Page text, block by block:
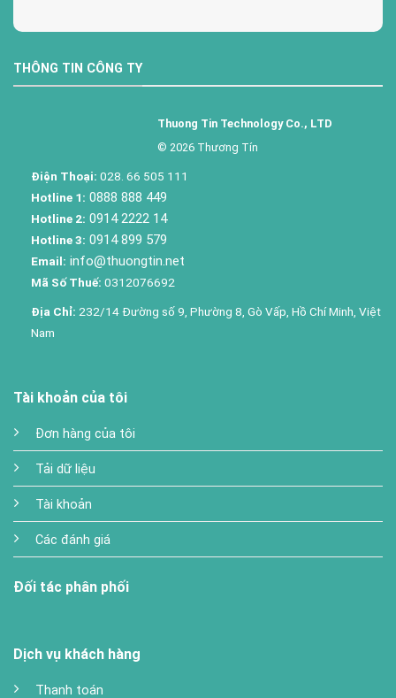
THÔNG TIN CÔNG TY
Thuong Tin Technology Co., LTD
© 2026 Thương Tín
Điện Thoại: 028. 66 505 111
Hotline 1: 0888 888 449
Hotline 2: 0914 2222 14
Hotline 3: 0914 899 579
Email: info@thuongtin.net
Mã Số Thuế: 0312076692
Địa Chỉ: 232/14 Đường số 9, Phường 8, Gò Vấp, Hồ Chí Minh, Việt
Nam
Tài khoản của tôi
Đơn hàng của tôi
Tải dữ liệu
Tài khoản
Các đánh giá
Đối tác phân phối
Dịch vụ khách hàng
Thanh toán